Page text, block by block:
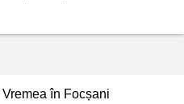
Vremea în Focșani